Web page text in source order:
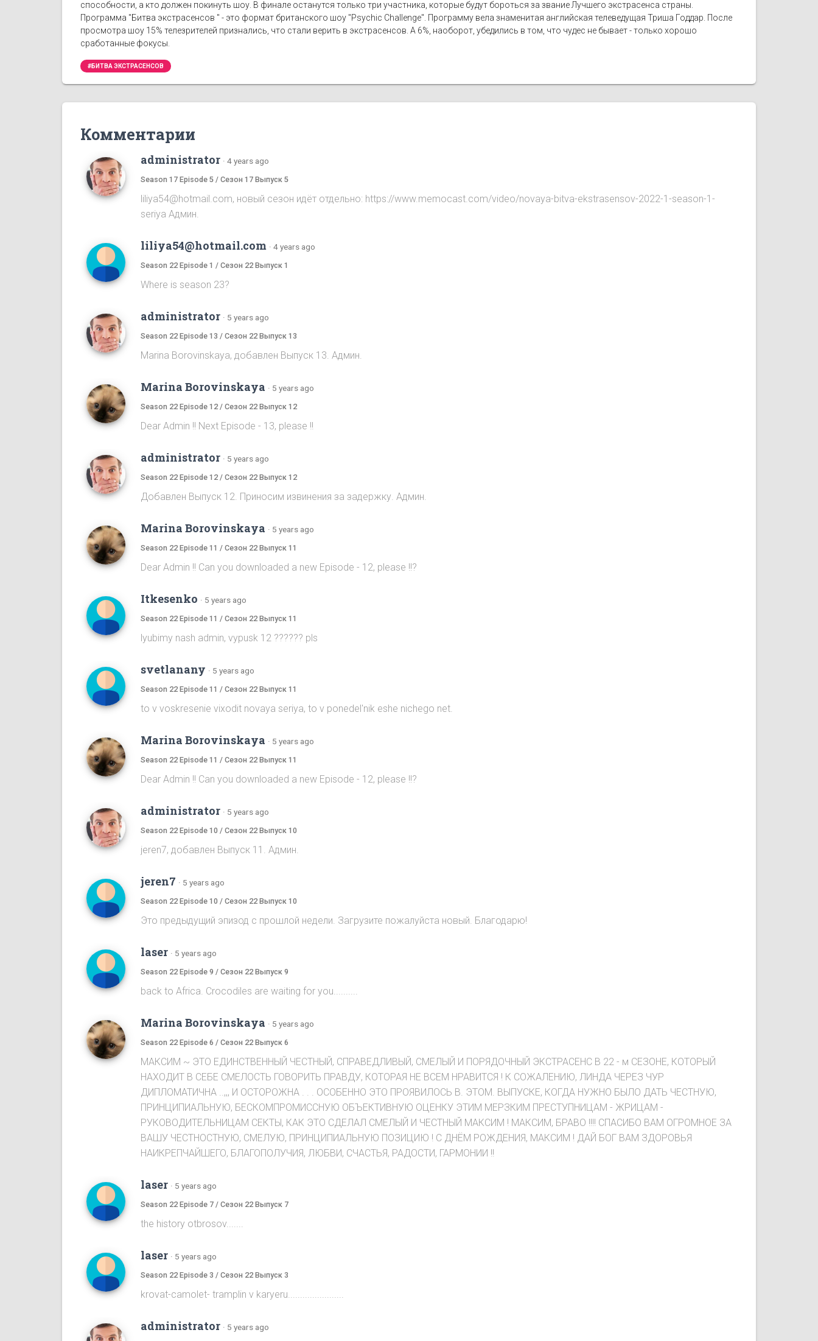
способности, а кто должен покинуть шоу. В финале останутся только три участника, которые будут бороться за звание Лучшего экстрасенса страны.
Программа "Битва экстрасенсов " - это формат британского шоу "Psychic Challenge". Программу вела знаменитая английская телеведущая Триша Годдар. После
просмотра шоу 15% телезрителей признались, что стали верить в экстрасенсов. А 6%, наоборот, убедились в том, что чудес не бывает - только хорошо
сработанные фокусы.
#БИТВА ЭКСТРАСЕНСОВ
Комментарии
administrator · 4 years ago
Season 17 Episode 5 / Сезон 17 Выпуск 5
liliya54@hotmail.com, новый сезон идёт отдельно: https://www.memocast.com/video/novaya-bitva-ekstrasensov-2022-1-season-1-
seriya Админ.
liliya54@hotmail.com · 4 years ago
Season 22 Episode 1 / Сезон 22 Выпуск 1
Where is season 23?
administrator · 5 years ago
Season 22 Episode 13 / Сезон 22 Выпуск 13
Marina Borovinskaya, добавлен Выпуск 13. Админ.
Marina Borovinskaya · 5 years ago
Season 22 Episode 12 / Сезон 22 Выпуск 12
Dear Admin !! Next Episode - 13, please !!
administrator · 5 years ago
Season 22 Episode 12 / Сезон 22 Выпуск 12
Добавлен Выпуск 12. Приносим извинения за задержку. Админ.
Marina Borovinskaya · 5 years ago
Season 22 Episode 11 / Сезон 22 Выпуск 11
Dear Admin !! Can you downloaded a new Episode - 12, please !!?
Itkesenko · 5 years ago
Season 22 Episode 11 / Сезон 22 Выпуск 11
lyubimy nash admin, vypusk 12 ?????? pls
svetlanany · 5 years ago
Season 22 Episode 11 / Сезон 22 Выпуск 11
to v voskresenie vixodit novaya seriya, to v ponedel'nik eshe nichego net.
Marina Borovinskaya · 5 years ago
Season 22 Episode 11 / Сезон 22 Выпуск 11
Dear Admin !! Can you downloaded a new Episode - 12, please !!?
administrator · 5 years ago
Season 22 Episode 10 / Сезон 22 Выпуск 10
jeren7, добавлен Выпуск 11. Админ.
jeren7 · 5 years ago
Season 22 Episode 10 / Сезон 22 Выпуск 10
Это предыдущий эпизод с прошлой недели. Загрузите пожалуйста новый. Благодарю!
laser · 5 years ago
Season 22 Episode 9 / Сезон 22 Выпуск 9
back to Africa. Crocodiles are waiting for you..........
Marina Borovinskaya · 5 years ago
Season 22 Episode 6 / Сезон 22 Выпуск 6
МАКСИМ ~ ЭТО ЕДИНСТВЕННЫЙ ЧЕСТНЫЙ, СПРАВЕДЛИВЫЙ, СМЕЛЫЙ И ПОРЯДОЧНЫЙ ЭКСТРАСЕНС В 22 - м СЕЗОНЕ, КОТОРЫЙ
НАХОДИТ В СЕБЕ СМЕЛОСТЬ ГОВОРИТЬ ПРАВДУ, КОТОРАЯ НЕ ВСЕМ НРАВИТСЯ ! К СОЖАЛЕНИЮ, ЛИНДА ЧЕРЕЗ ЧУР
ДИПЛОМАТИЧНА ..,,, И ОСТОРОЖНА . . . ОСОБЕННО ЭТО ПРОЯВИЛОСЬ В. ЭТОМ. ВЫПУСКЕ, КОГДА НУЖНО БЫЛО ДАТЬ ЧЕСТНУЮ,
ПРИНЦИПИАЛЬНУЮ, БЕСКОМПРОМИССНУЮ ОБЪЕКТИВНУЮ ОЦЕНКУ ЭТИМ МЕРЗКИМ ПРЕСТУПНИЦАМ - ЖРИЦАМ -
РУКОВОДИТЕЛЬНИЦАМ СЕКТЫ, КАК ЭТО СДЕЛАЛ СМЕЛЫЙ И ЧЕСТНЫЙ МАКСИМ ! МАКСИМ, БРАВО !!!! СПАСИБО ВАМ ОГРОМНОЕ ЗА
ВАШУ ЧЕСТНОСТНУЮ, СМЕЛУЮ, ПРИНЦИПИАЛЬНУЮ ПОЗИЦИЮ ! С ДНЁМ РОЖДЕНИЯ, МАКСИМ ! ДАЙ БОГ ВАМ ЗДОРОВЬЯ
НАИКРЕПЧАЙШЕГО, БЛАГОПОЛУЧИЯ, ЛЮБВИ, СЧАСТЬЯ, РАДОСТИ, ГАРМОНИИ !!
laser · 5 years ago
Season 22 Episode 7 / Сезон 22 Выпуск 7
the history otbrosov.......
laser · 5 years ago
Season 22 Episode 3 / Сезон 22 Выпуск 3
krovat-camolet- tramplin v karyeru.......................
administrator · 5 years ago